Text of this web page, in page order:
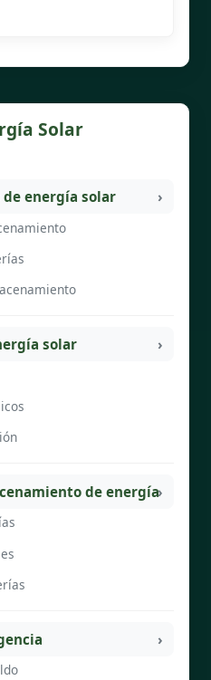
Solar
energía solar
solar
de energía